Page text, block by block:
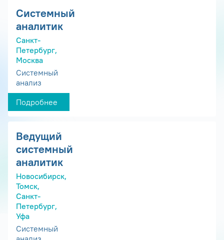
Системный
аналитик
Санкт-
Петербург,
Москва
Системный
анализ
Подробнее
Ведущий
системный
аналитик
Новосибирск,
Томск,
Санкт-
Петербург,
Уфа
Системный